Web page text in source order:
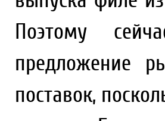
Поэтому
предложение
поставок,